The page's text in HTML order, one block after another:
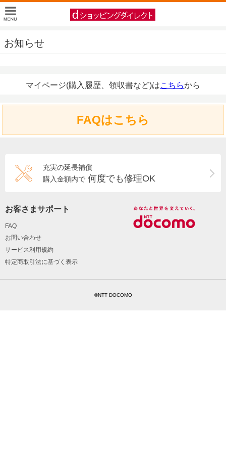
お知らせ
マイページ(購入履歴、領収書など)はこちらから
FAQはこちら
充実の延長補償
購入金額内で 何度でも修理OK
お客さまサポート
FAQ
お問い合わせ
サービス利用規約
特定商取引法に基づく表示
©NTT DOCOMO